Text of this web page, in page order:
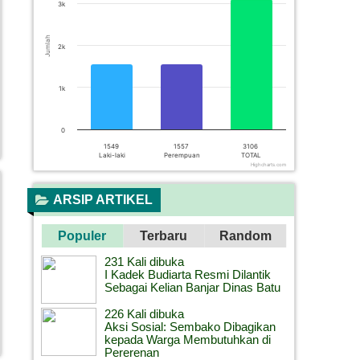
Jumlah
1549
Laki-laki
1557
Perempuan
3106
TOTAL
0
1k
2k
3k
Highcharts.com
End of interactive chart.
ARSIP ARTIKEL
Populer Terbaru
Random
231 Kali dibuka
I Kadek Budiarta Resmi Dilantik
Sebagai Kelian Banjar Dinas Batu
226 Kali dibuka
Aksi Sosial: Sembako Dibagikan
kepada Warga Membutuhkan di
Pererenan